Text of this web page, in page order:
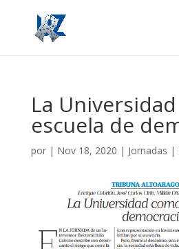
La
escuela de
por | Nov 18, 2020 | Jornadas |